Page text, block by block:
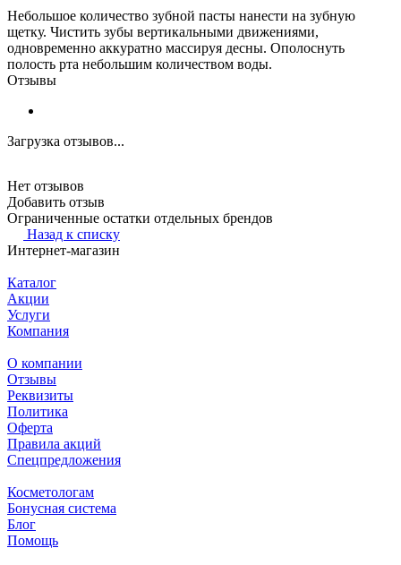
Небольшое количество зубной пасты нанести на зубную
щетку. Чистить зубы вертикальными движениями,
одновременно аккуратно массируя десны. Ополоснуть
полость рта небольшим количеством воды.
Отзывы
Загрузка отзывов...
Нет отзывов
Добавить отзыв
Ограниченные остатки отдельных брендов
Назад к списку
Интернет-магазин
Каталог
Акции
Услуги
Компания
О компании
Отзывы
Реквизиты
Политика
Оферта
Правила акций
Спецпредложения
Косметологам
Бонусная система
Блог
Помощь